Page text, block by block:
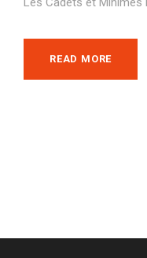
READ MORE